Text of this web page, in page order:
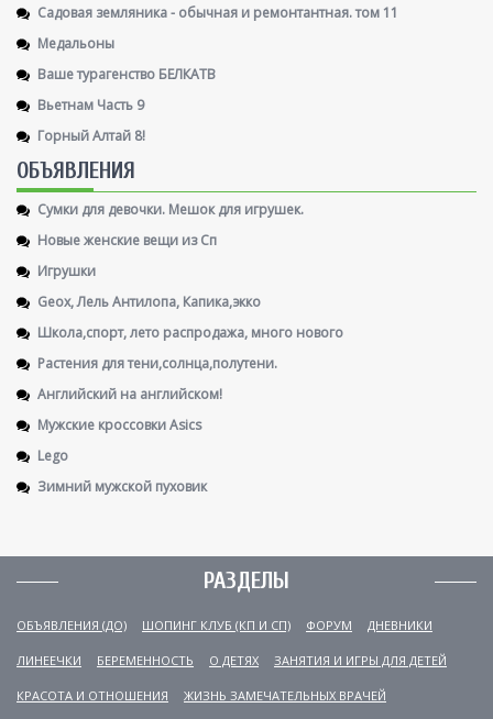
Садовая земляника - обычная и ремонтантная. том 11
Медальоны
Ваше турагенство БЕЛКАТВ
Вьетнам Часть 9
Горный Алтай 8!
ОБЪЯВЛЕНИЯ
Сумки для девочки. Мешок для игрушек.
Новые женские вещи из Сп
Игрушки
Geox, Лель Антилопа, Капика,экко
Школа,спорт, лето распродажа, много нового
Растения для тени,солнца,полутени.
Английский на английском!
Мужские кроссовки Asics
Lego
Зимний мужской пуховик
РАЗДЕЛЫ
ОБЪЯВЛЕНИЯ (ДО) ШОПИНГ КЛУБ (КП И СП) ФОРУМ ДНЕВНИКИ
ЛИНЕЕЧКИ БЕРЕМЕННОСТЬ О ДЕТЯХ ЗАНЯТИЯ И ИГРЫ ДЛЯ ДЕТЕЙ
КРАСОТА И ОТНОШЕНИЯ ЖИЗНЬ ЗАМЕЧАТЕЛЬНЫХ ВРАЧЕЙ